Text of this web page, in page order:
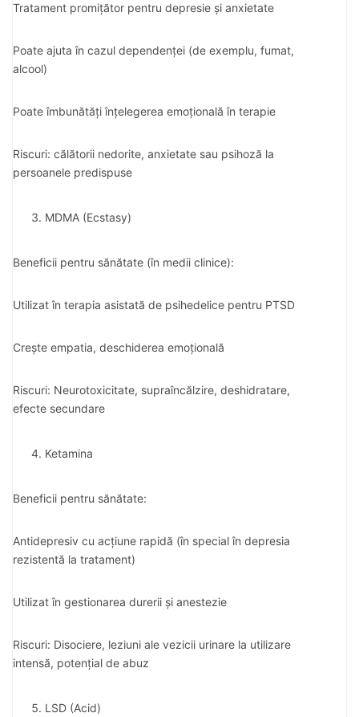
Tratament promițător pentru depresie și anxietate
Poate ajuta în cazul dependenței (de exemplu, fumat,
alcool)
Poate îmbunătăți înțelegerea emoțională în terapie
Riscuri: călătorii nedorite, anxietate sau psihoză la
persoanele predispuse
MDMA (Ecstasy)
Beneficii pentru sănătate (în medii clinice):
Utilizat în terapia asistată de psihedelice pentru PTSD
Crește empatia, deschiderea emoțională
Riscuri: Neurotoxicitate, supraîncălzire, deshidratare,
efecte secundare
Ketamina
Beneficii pentru sănătate:
Antidepresiv cu acțiune rapidă (în special în depresia
rezistentă la tratament)
Utilizat în gestionarea durerii și anestezie
Riscuri: Disociere, leziuni ale vezicii urinare la utilizare
intensă, potențial de abuz
LSD (Acid)